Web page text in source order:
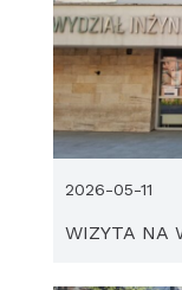
WIZYTA NA
2026-05-11